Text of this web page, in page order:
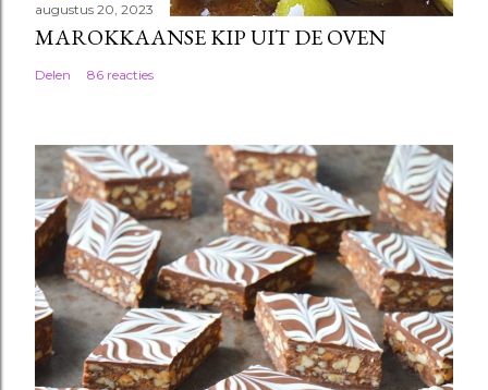
augustus 20, 2023
MAROKKAANSE KIP UIT DE OVEN
Delen 86 reacties